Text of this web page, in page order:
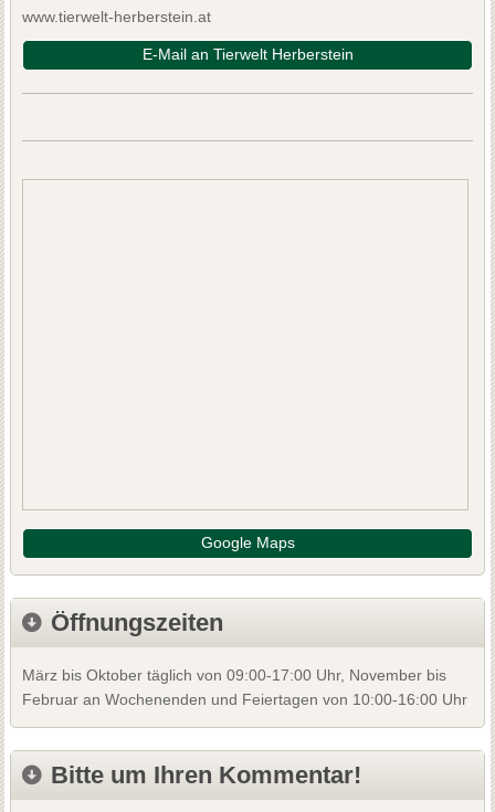
www.tierwelt-herberstein.at
E-Mail an Tierwelt Herberstein
Google Maps
Öffnungszeiten
März bis Oktober täglich von 09:00-17:00 Uhr, November bis
Februar an Wochenenden und Feiertagen von 10:00-16:00 Uhr
Bitte um Ihren Kommentar!